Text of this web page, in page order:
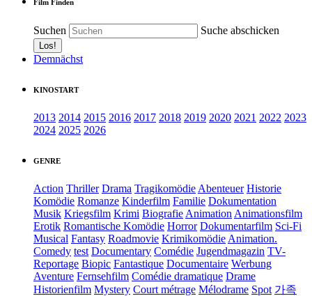
Film Finden
Suchen Suche abschicken
Demnächst
KINOSTART
2013 2014 2015 2016 2017 2018 2019 2020 2021 2022 2023
2024 2025 2026
GENRE
Action Thriller Drama Tragikomödie Abenteuer Historie
Komödie Romanze Kinderfilm Familie Dokumentation
Musik Kriegsfilm Krimi Biografie Animation Animationsfilm
Erotik Romantische Komödie Horror Dokumentarfilm Sci-Fi
Musical Fantasy Roadmovie Krimikomödie Animation.
Comedy test Documentary Comédie Jugendmagazin TV-
Reportage Biopic Fantastique Documentaire Werbung
Aventure Fernsehfilm Comédie dramatique Drame
Historienfilm Mystery Court métrage Mélodrame Spot 가족